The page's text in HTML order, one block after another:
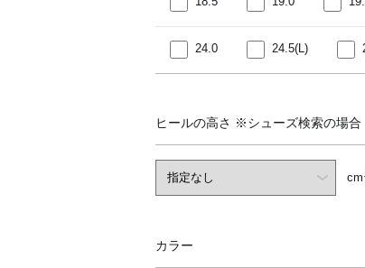
24.0 24.5(L)
ヒールの高さ ※シューズ検索の場合
cm
カラー